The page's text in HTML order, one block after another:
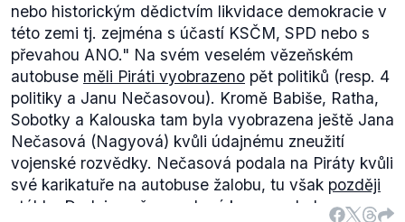
nebo historickým dědictvím likvidace demokracie v
této zemi tj. zejména s účastí KSČM, SPD nebo s
převahou ANO." Na svém veselém vězeňském
autobuse měli Piráti vyobrazeno pět politiků (resp. 4
politiky a Janu Nečasovou). Kromě Babiše, Ratha,
Sobotky a Kalouska tam byla vyobrazena ještě Jana
Nečasová (Nagyová) kvůli údajnému zneužití
vojenské rozvědky. Nečasová podala na Piráty kvůli
své karikatuře na autobuse žalobu, tu však později
stáhla
. Dodejme, že uvedené kauzy nebyly